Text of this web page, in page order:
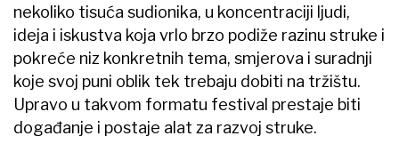
nekoliko tisuća sudionika, u koncentraciji ljudi,
ideja i iskustva koja vrlo brzo podiže razinu struke i
pokreće niz konkretnih tema, smjerova i suradnji
koje svoj puni oblik tek trebaju dobiti na tržištu.
Upravo u takvom formatu festival prestaje biti
događanje i postaje alat za razvoj struke.